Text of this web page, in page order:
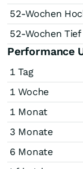
52-Wochen
52-Wochen Tief
Performance
1 Tag
1 Woche
1 Monat
3 Monate
6 Monate